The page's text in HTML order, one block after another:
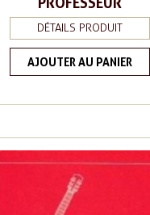
DÉTAILS PRODUIT
AJOUTER AU PANIER